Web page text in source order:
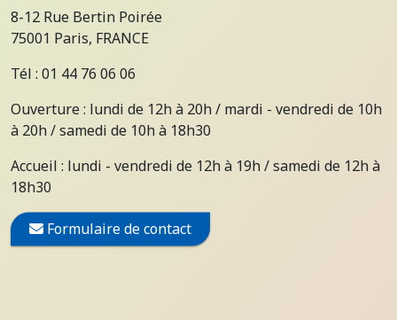
8-12 Rue Bertin Poirée
75001 Paris, FRANCE
Tél : 01 44 76 06 06
Ouverture : lundi de 12h à 20h / mardi - vendredi de 10h
à 20h / samedi de 10h à 18h30
Accueil : lundi - vendredi de 12h à 19h / samedi de 12h à
18h30
Formulaire de contact